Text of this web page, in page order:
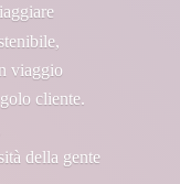
viaggio
cliente.
della gente